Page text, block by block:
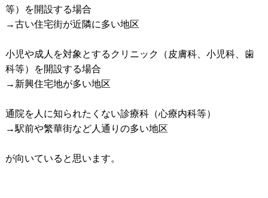
等）を開設する場合
→古い住宅街が近隣に多い地区
小児や成人を対象とするクリニック（皮膚科、小児科、歯
科等）を開設する場合
→新興住宅地が多い地区
通院を人に知られたくない診療科（心療内科等）
→駅前や繁華街など人通りの多い地区
が向いていると思います。